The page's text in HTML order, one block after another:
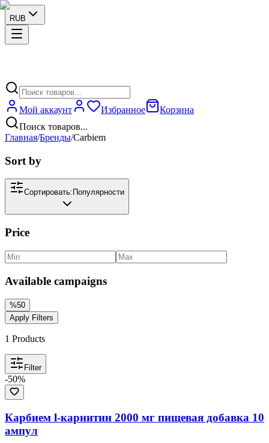
RUB
Мой аккаунт Избранное
Корзина
Поиск товаров...
Главная/Бренды/Carbiem
Sort by
Сортировать: Популярности
Price
Available campaigns
%50
Apply Filters
1 Products
Filter
-50%
Карбием l-карнитин 2000 мг пищевая добавка 10
ампул